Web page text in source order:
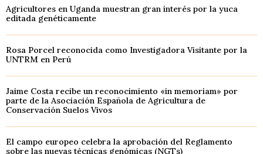
Agricultores en Uganda muestran gran interés por la yuca
editada genéticamente
Rosa Porcel reconocida como Investigadora Visitante por la
UNTRM en Perú
Jaime Costa recibe un reconocimiento «in memoriam» por
parte de la Asociación Española de Agricultura de
Conservación Suelos Vivos
El campo europeo celebra la aprobación del Reglamento
sobre las nuevas técnicas genómicas (NGTs)